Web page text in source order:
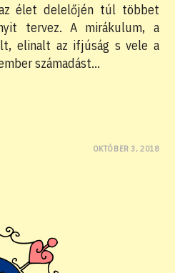
delelőjén túl többet
tervez. A mirákulum, a
elinalt az ifjúság s vele a
számadást…
OKTÓBER 3, 2018